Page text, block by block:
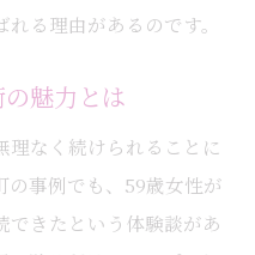
る理由があるのです。
魅力とは
理なく続けられることに
の事例でも、59歳女性が
できたという体験談があ